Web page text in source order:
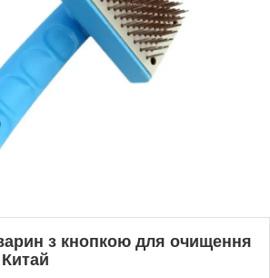
з кнопкою для очищення